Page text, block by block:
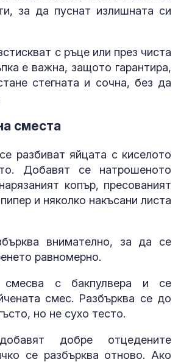
за да пуснат излишната си
с ръце или през чиста
е важна, защото гарантира,
стегната и сочна, без да
сместа
разбиват яйцата с киселото
Добавят се натрошеното
копър, пресованият
и няколко накъсани листа
внимателно, за да се
равномерно.
с бакпулвера и се
смес. Разбърква се до
но не сухо тесто.
добре отцедените
се разбърква отново. Ако